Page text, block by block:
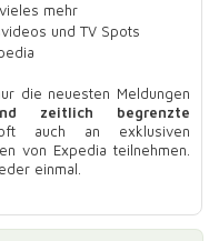
mehr
und TV Spots
die neuesten Meldungen
zeitlich begrenzte
auch an exklusiven
von Expedia teilnehmen.
einmal.